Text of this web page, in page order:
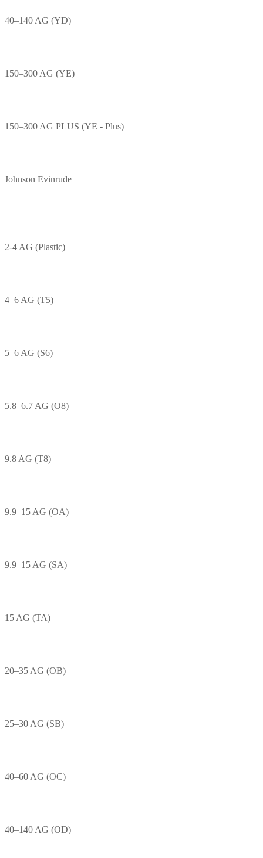
40–140 AG (YD)
150–300 AG (YE)
150–300 AG PLUS (YE - Plus)
Johnson Evinrude
2-4 AG (Plastic)
4–6 AG (T5)
5–6 AG (S6)
5.8–6.7 AG (O8)
9.8 AG (T8)
9.9–15 AG (OA)
9.9–15 AG (SA)
15 AG (TA)
20–35 AG (OB)
25–30 AG (SB)
40–60 AG (OC)
40–140 AG (OD)